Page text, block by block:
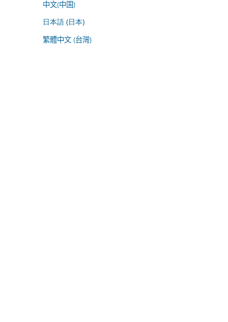
中文(中国)
日本語 (日本)
繁體中文 (台灣)